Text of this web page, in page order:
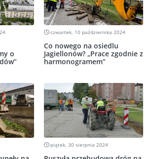
o
czwartek, 10 października 2024
Co nowego na osiedlu
Jagiellonów? „Prace zgodnie z
harmonogramem”
piątek, 30 sierpnia 2024